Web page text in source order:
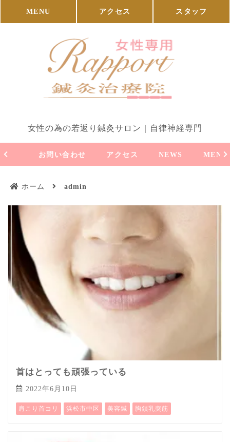
MENU アクセス スタッフ
女性の為の若返り鍼灸サロン｜自律神経専門
お問い合わせ アクセス NEWS MENU
ホーム admin
首はとっても頑張っている
2022年6月10日
肩こり首コリ 浜松市中区 美容鍼 胸鎖乳突筋